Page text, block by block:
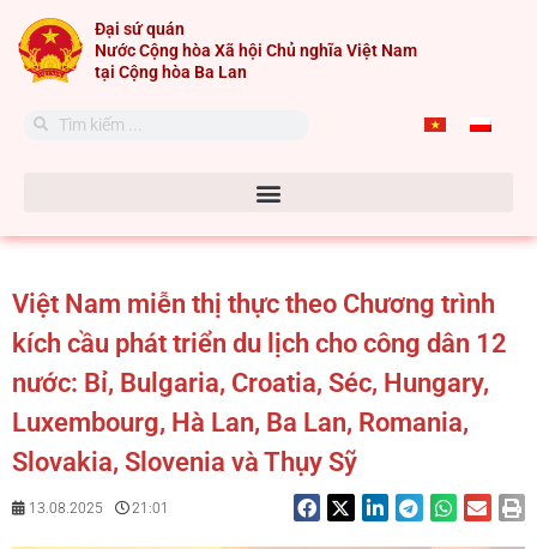
content
Đại sứ quán
Nước Cộng hòa Xã hội Chủ nghĩa Việt Nam
tại Cộng hòa Ba Lan
Search
Search
Việt Nam miễn thị thực theo Chương trình
kích cầu phát triển du lịch cho công dân 12
nước: Bỉ, Bulgaria, Croatia, Séc, Hungary,
Luxembourg, Hà Lan, Ba Lan, Romania,
Slovakia, Slovenia và Thụy Sỹ
13.08.2025 21:01